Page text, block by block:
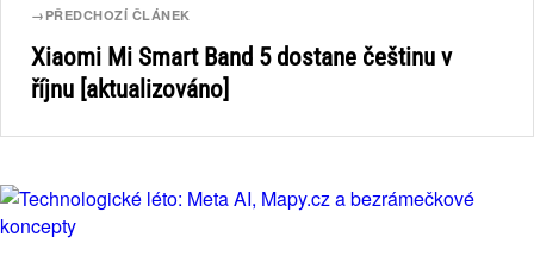
→ PŘEDCHOZÍ ČLÁNEK
Xiaomi Mi Smart Band 5 dostane češtinu v
říjnu [aktualizováno]